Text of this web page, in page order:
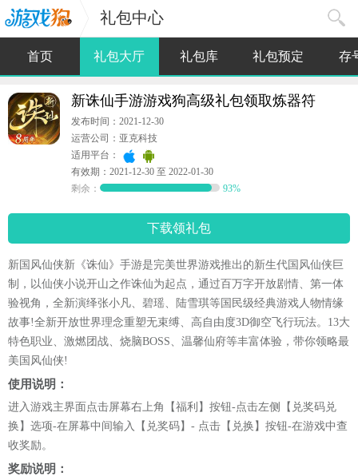
礼包中心
首页 礼包大厅 礼包库 礼包预定 存
新诛仙手游游戏狗高级礼包领取炼器符
发布时间：2021-12-30
运营公司：亚克科技
适用平台：
有效期：2021-12-30 至 2022-01-30
剩余：
93%
下载领礼包
新国风仙侠新《诛仙》手游是完美世界游戏推出的新生代国风仙侠巨
制，以仙侠小说开山之作诛仙为起点，通过百万字开放剧情、第一体
验视角，全新演绎张小凡、碧瑶、陆雪琪等国民级经典游戏人物情缘
故事!全新开放世界理念重塑无束缚、高自由度3D御空飞行玩法。13大
特色职业、激燃团战、烧脑BOSS、温馨仙府等丰富体验，带你领略最
美国风仙侠!
使用说明：
进入游戏主界面点击屏幕右上角【福利】按钮-点击左侧【兑奖码兑
换】选项-在屏幕中间输入【兑奖码】- 点击【兑换】按钮-在游戏中查
收奖励。
奖励说明：